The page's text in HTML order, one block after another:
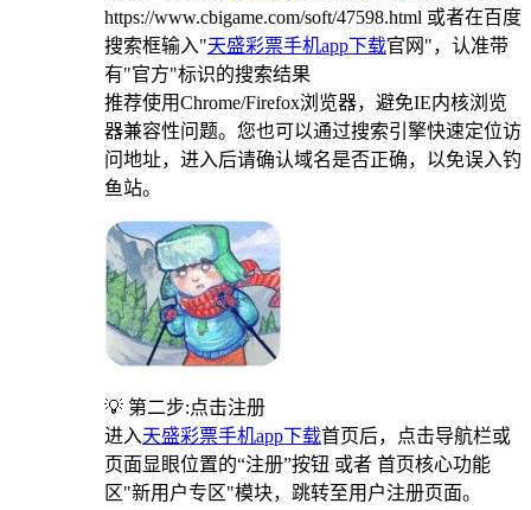
https://www.cbigame.com/soft/47598.html 或者在百度
搜索框输入"天盛彩票手机app下载官网"，认准带
有"官方"标识的搜索结果
推荐使用Chrome/Firefox浏览器，避免IE内核浏览
器兼容性问题。您也可以通过搜索引擎快速定位访
问地址，进入后请确认域名是否正确，以免误入钓
鱼站。
💡 第二步:点击注册
进入天盛彩票手机app下载首页后，点击导航栏或
页面显眼位置的“注册”按钮 或者 首页核心功能
区"新用户专区"模块，跳转至用户注册页面。